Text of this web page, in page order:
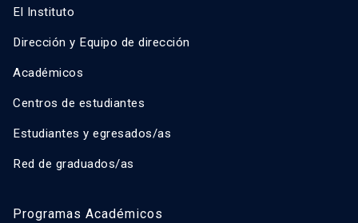
El Instituto
Dirección y Equipo de dirección
Académicos
Centros de estudiantes
Estudiantes y egresados/as
Red de graduados/as
Programas Académicos